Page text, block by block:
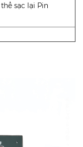
sạc lại Pin